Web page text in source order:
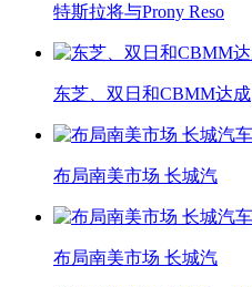
特斯拉将与Prony Reso
东芝、双日和CBMM达成
布局南美市场 长城汽
布局南美市场 长城汽